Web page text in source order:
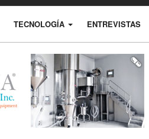
TECNOLOGÍA ENTREVISTAS